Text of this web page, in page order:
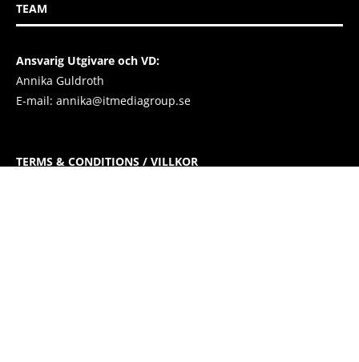
TEAM
Ansvarig Utgivare och VD:
Annika Guldroth
E-mail: annika@itmediagroup.se
TERMS & CONDITIONS / VILLKOR